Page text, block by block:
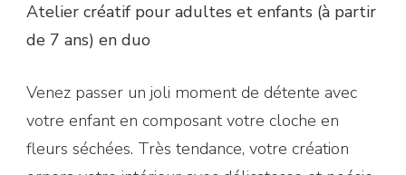
Atelier créatif pour adultes et enfants (à partir
de 7 ans) en duo
Venez passer un joli moment de détente avec
votre enfant en composant votre cloche en
fleurs séchées. Très tendance, votre création